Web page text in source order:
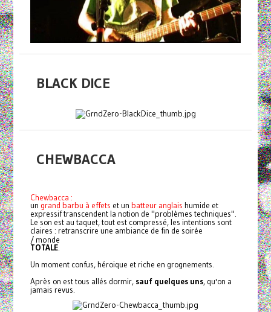
BLACK DICE
CHEWBACCA
Chewbacca :
un grand barbu à effets et un batteur anglais humide et
expressif transcendent la notion de "problèmes techniques".
Le son est au taquet, tout est compressé, les intentions sont
claires : retranscrire une ambiance de fin de soirée
/ monde
TOTALE.
Un moment confus, héroique et riche en grognements.
Après on est tous allés dormir, sauf quelques uns, qu'on a
jamais revus.